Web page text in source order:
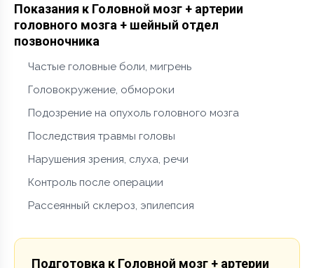
Показания к Головной мозг + артерии
головного мозга + шейный отдел
позвоночника
Частые головные боли, мигрень
Головокружение, обмороки
Подозрение на опухоль головного мозга
Последствия травмы головы
Нарушения зрения, слуха, речи
Контроль после операции
Рассеянный склероз, эпилепсия
Подготовка к Головной мозг + артерии